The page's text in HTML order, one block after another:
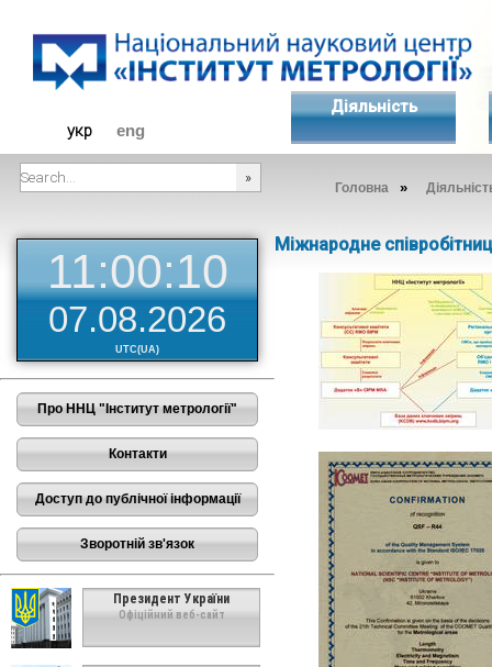
укр eng
Діяльність
Головна »
11:00:11
07.08.2026
UTC(UA)
Про ННЦ "Інститут метрології"
Контакти
Доступ до публічної інформації
Зворотній зв'язок
Президент України
Офіційний веб-сайт
Міжнародне